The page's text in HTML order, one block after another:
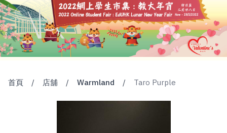
首頁 / 店舖 / Warmland / Taro Purple